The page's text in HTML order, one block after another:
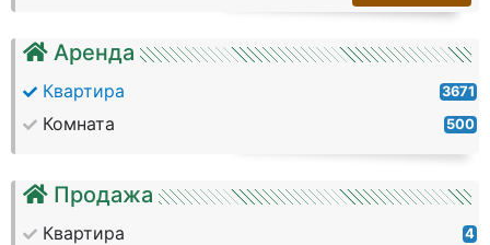
Аренда
Квартира 3671
Комната 500
Продажа
Квартира 4